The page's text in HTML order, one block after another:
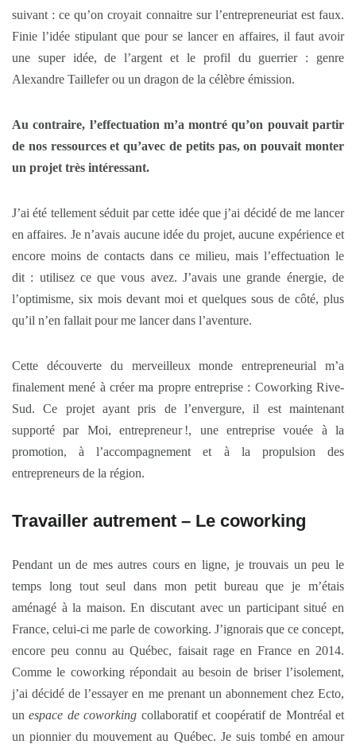
suivant : ce qu’on croyait connaitre sur l’entrepreneuriat est faux.
Finie l’idée stipulant que pour se lancer en affaires, il faut avoir
une super idée, de l’argent et le profil du guerrier : genre
Alexandre Taillefer ou un dragon de la célèbre émission.
Au contraire, l’effectuation m’a montré qu’on pouvait partir
de nos ressources et qu’avec de petits pas, on pouvait monter
un projet très intéressant.
J’ai été tellement séduit par cette idée que j’ai décidé de me lancer
en affaires. Je n’avais aucune idée du projet, aucune expérience et
encore moins de contacts dans ce milieu, mais l’effectuation le
dit : utilisez ce que vous avez. J’avais une grande énergie, de
l’optimisme, six mois devant moi et quelques sous de côté, plus
qu’il n’en fallait pour me lancer dans l’aventure.
Cette découverte du merveilleux monde entrepreneurial m’a
finalement mené à créer ma propre entreprise : Coworking Rive-
Sud. Ce projet ayant pris de l’envergure, il est maintenant
supporté par Moi, entrepreneur !, une entreprise vouée à la
promotion, à l’accompagnement et à la propulsion des
entrepreneurs de la région.
Travailler autrement – Le coworking
Pendant un de mes autres cours en ligne, je trouvais un peu le
temps long tout seul dans mon petit bureau que je m’étais
aménagé à la maison. En discutant avec un participant situé en
France, celui-ci me parle de coworking. J’ignorais que ce concept,
encore peu connu au Québec, faisait rage en France en 2014.
Comme le coworking répondait au besoin de briser l’isolement,
j’ai décidé de l’essayer en me prenant un abonnement chez Ecto,
unespace de coworking collaboratif et coopératif de Montréal et
un pionnier du mouvement au Québec. Je suis tombé en amour